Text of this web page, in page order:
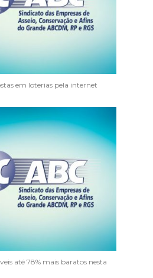
em loterias pela internet
até 78% mais baratos nesta